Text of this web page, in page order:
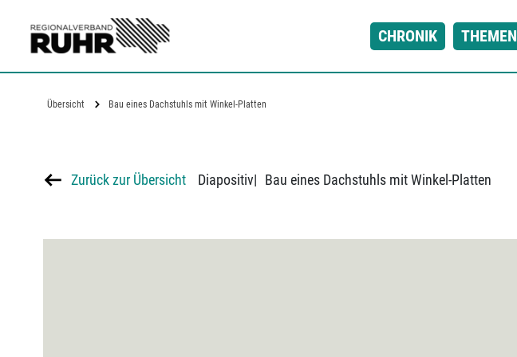
CHRONIK THEMEN
Übersicht Bau eines Dachstuhls mit Winkel-Platten
Zurück zur Übersicht Diapositiv| Bau eines Dachstuhls mit Winkel-Platten